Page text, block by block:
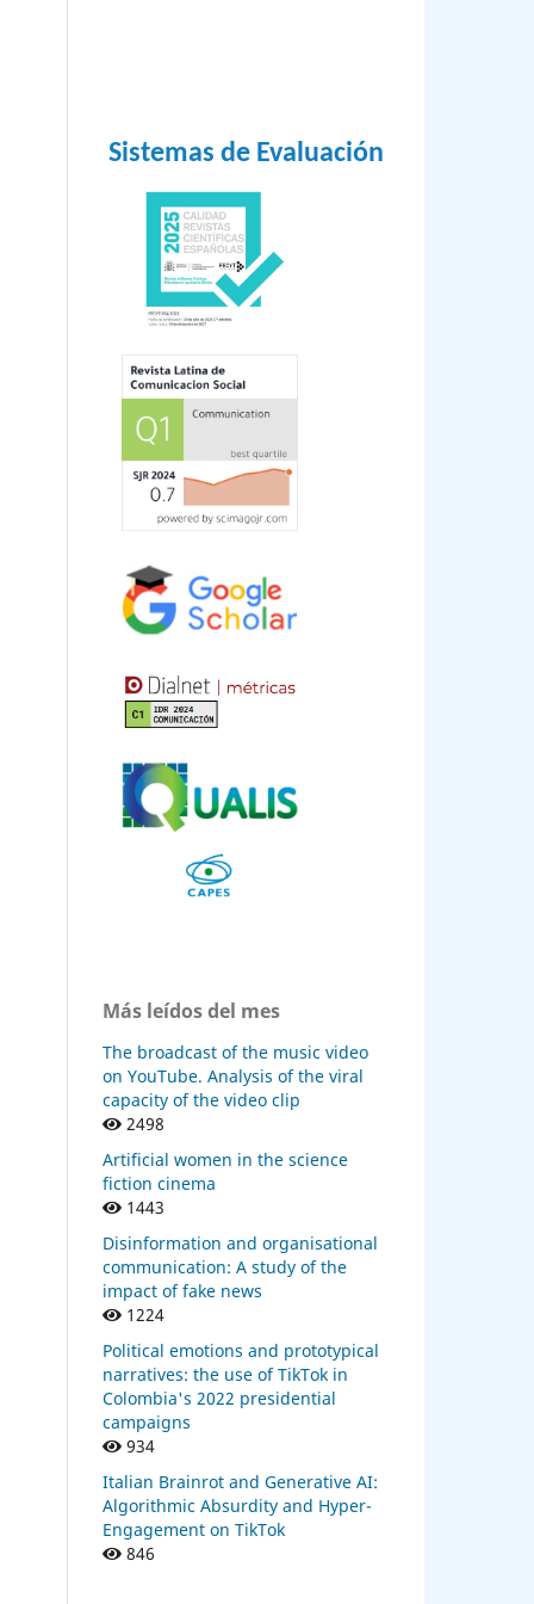
Sistemas de Evaluación
Más leídos del mes
The broadcast of the music video
on YouTube. Analysis of the viral
capacity of the video clip
2498
Artificial women in the science
fiction cinema
1443
Disinformation and organisational
communication: A study of the
impact of fake news
1224
Political emotions and prototypical
narratives: the use of TikTok in
Colombia's 2022 presidential
campaigns
934
Italian Brainrot and Generative AI:
Algorithmic Absurdity and Hyper-
Engagement on TikTok
846